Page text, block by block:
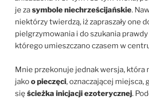
je zasymbole niechrześcijańskie.
niektórzy twierdzą, iż zapraszały one
pielgrzymowania i do szukania
którego umieszczano czasem w
Mnie przekonuje jednak wersja, która
jakoo pieczęci, oznaczającej miejsca,
się ścieżka inicjacji ezoterycznej.